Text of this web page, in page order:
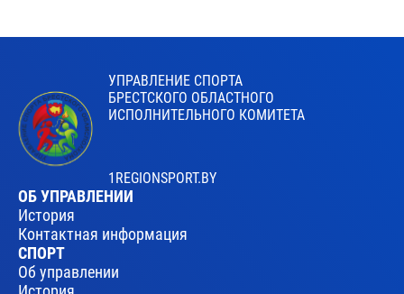
УПРАВЛЕНИЕ СПОРТА
БРЕСТСКОГО ОБЛАСТНОГО
ИСПОЛНИТЕЛЬНОГО КОМИТЕТА
1REGIONSPORT.BY
ОБ УПРАВЛЕНИИ
История
Контактная информация
СПОРТ
Об управлении